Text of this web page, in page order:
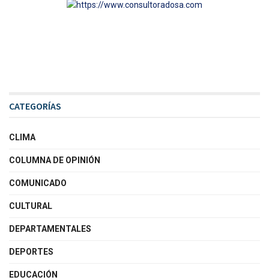
CATEGORÍAS
CLIMA
COLUMNA DE OPINIÓN
COMUNICADO
CULTURAL
DEPARTAMENTALES
DEPORTES
EDUCACIÓN